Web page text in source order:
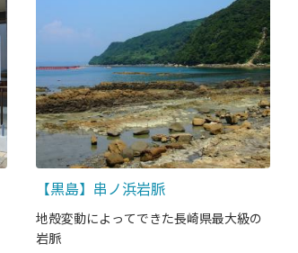
【黒島】串ノ浜岩脈
地殻変動によってできた長崎県最大級の
岩脈